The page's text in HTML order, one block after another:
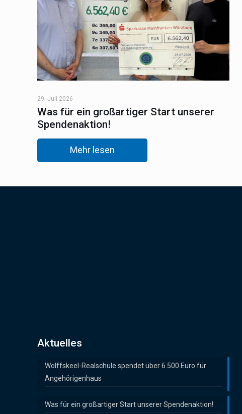
29. Juli 2026
Was für ein großartiger Start unserer
Spendenaktion!
Mehr lesen
Aktuelles
Wolffskeel-Realschule spendet über 6.500 Euro für
Angehörigenhaus
Was für ein großartiger Start unserer Spendenaktion!